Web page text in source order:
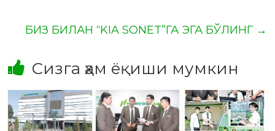
БИЗ БИЛАН “KIA SONET”ГА ЭГА БЎЛИНГ →
Сизга ҳам ёқиши мумкин